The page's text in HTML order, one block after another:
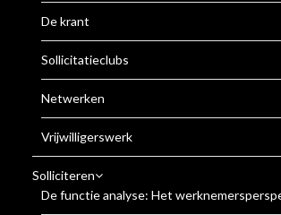
De krant
Sollicitatieclubs
Netwerken
Vrijwilligerswerk
Solliciteren
De functie analyse: Het